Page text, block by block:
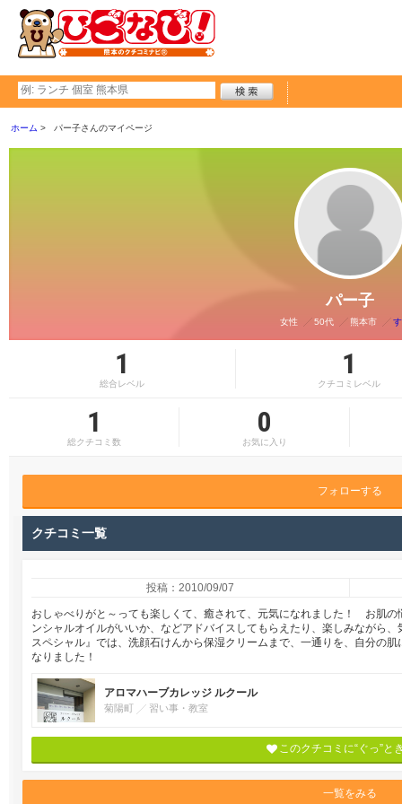
ホーム パー子さんのマイページ
パー子
女性 50代 熊本市
1
総合レベル
1
クチコミレベル
1
総クチコミ数
0
お気に入り
フォローする
クチコミ一覧
投稿：2010/09/07
おしゃべりがと～っても楽しくて、癒されて、元気になれました！ お肌
ンシャルオイルがいいか、などアドバイスしてもらえたり、楽しみながら
スペシャル』では、洗顔石けんから保湿クリームまで、一通りを、自分の
なりました！
アロマハーブカレッジ ルクール
菊陽町 習い事・教室
このクチコミに“ぐっ”と
一覧をみる